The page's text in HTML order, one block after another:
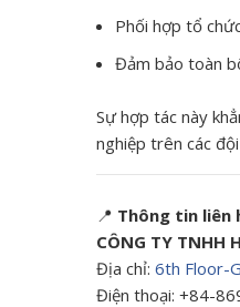
Phối hợp tổ
Đảm bảo toàn
Sự hợp tác này
nghiệp trên các
📍 Thông tin liên
CÔNG TY TNHH
Địa chỉ: 6th Floor-
Điện thoại: +84-